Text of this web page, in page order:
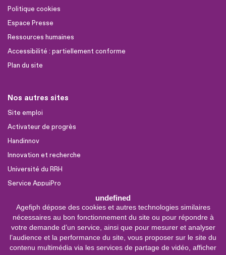
undefined
Agefiph dépose des cookies et autres technologies similaires
nécessaires au bon fonctionnement du site ou pour répondre à
votre demande d’un service, ainsi que pour mesurer et analyser
l’audience et la performance du site, vous proposer sur le site du
contenu multimédia via les services de partage de vidéo, afficher
Politique cookies
Espace Presse
Ressources humaines
Accessibilité : partiellement conforme
Plan du site
Nos autres sites
Site emploi
Activateur de progrès
Handinnov
Innovation et recherche
Université du RRH
Service AppuiPro
Nous suivre
Youtube
Linkedin